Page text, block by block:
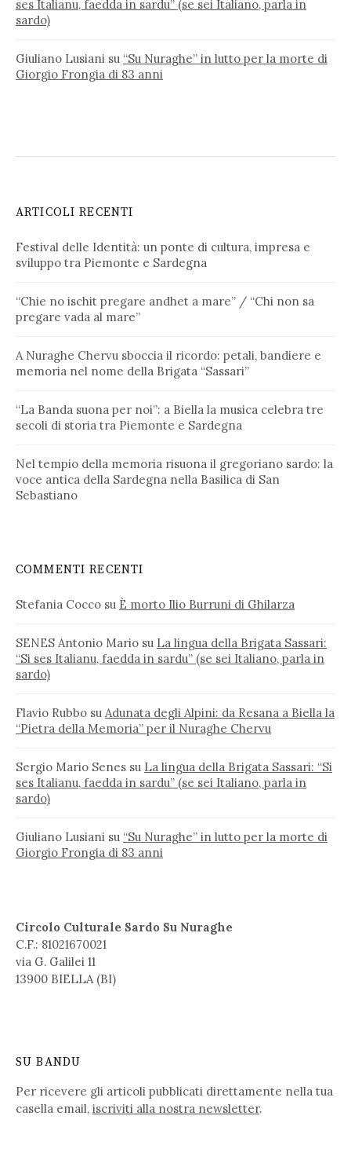
ses Italianu, faedda in sardu” (se sei Italiano, parla in
sardo)
Giuliano Lusiani su “Su Nuraghe” in lutto per la morte di
Giorgio Frongia di 83 anni
ARTICOLI RECENTI
Festival delle Identità: un ponte di cultura, impresa e
sviluppo tra Piemonte e Sardegna
“Chie no ischit pregare andhet a mare” / “Chi non sa
pregare vada al mare”
A Nuraghe Chervu sboccia il ricordo: petali, bandiere e
memoria nel nome della Brigata “Sassari”
“La Banda suona per noi”: a Biella la musica celebra tre
secoli di storia tra Piemonte e Sardegna
Nel tempio della memoria risuona il gregoriano sardo: la
voce antica della Sardegna nella Basilica di San
Sebastiano
COMMENTI RECENTI
Stefania Cocco su È morto Ilio Burruni di Ghilarza
SENES Antonio Mario su La lingua della Brigata Sassari:
“Si ses Italianu, faedda in sardu” (se sei Italiano, parla in
sardo)
Flavio Rubbo su Adunata degli Alpini: da Resana a Biella la
“Pietra della Memoria” per il Nuraghe Chervu
Sergio Mario Senes su La lingua della Brigata Sassari: “Si
ses Italianu, faedda in sardu” (se sei Italiano, parla in
sardo)
Giuliano Lusiani su “Su Nuraghe” in lutto per la morte di
Giorgio Frongia di 83 anni
Circolo Culturale Sardo Su Nuraghe
C.F.: 81021670021
via G. Galilei 11
13900 BIELLA (BI)
SU BANDU
Per ricevere gli articoli pubblicati direttamente nella tua
casella email, iscriviti alla nostra newsletter.